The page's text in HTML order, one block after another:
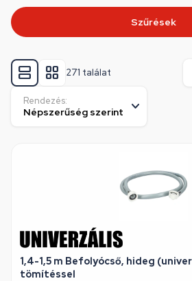
271 találat
Rendezés:
1,4-1,5 m Befolyócső, hideg
tömítéssel
Szűrések